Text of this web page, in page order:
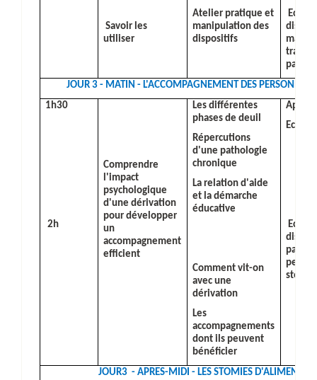
Savoir les
utiliser
Atelier pratique et
manipulation des
dispositifs
JOUR 3 - MATIN - L'ACCOMPAGNEMENT DES PERSONNE
1h30
2h
Comprendre
l'impact
psychologique
d'une dérivation
pour développer
un
accompagnement
efficient
Les différentes
phases de deuil
Répercutions
d'une pathologie
chronique
La relation d'aide
et la démarche
éducative
Comment vit-on
avec une
dérivation
Les
accompagnements
dont ils peuvent
bénéficier
JOUR3 -APRES-MIDI - LES STOMIES